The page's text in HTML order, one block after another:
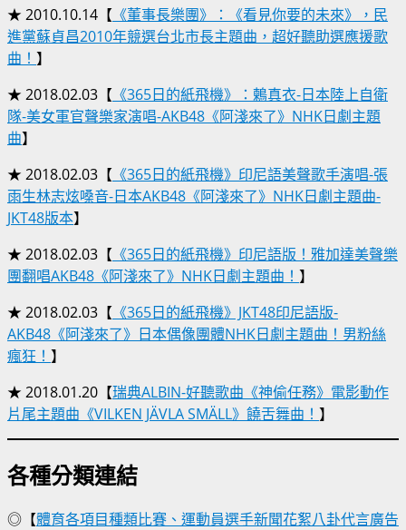
★ 2010.10.14【 《董事長樂團》：《看見你要的未來》，民
進黨蘇貞昌2010年競選台北市長主題曲，超好聽助選應援歌
曲！ 】
★ 2018.02.03【 《365日的紙飛機》：鶫真衣-日本陸上自衛
隊-美女軍官聲樂家演唱-AKB48《阿淺來了》NHK日劇主題
曲】
★ 2018.02.03【 《365日的紙飛機》印尼語美聲歌手演唱-張
雨生林志炫嗓音-日本AKB48《阿淺來了》NHK日劇主題曲-
JKT48版本】
★ 2018.02.03【 《365日的紙飛機》印尼語版！雅加達美聲樂
團翻唱AKB48《阿淺來了》NHK日劇主題曲！ 】
★ 2018.02.03【 《365日的紙飛機》JKT48印尼語版-
AKB48《阿淺來了》日本偶像團體NHK日劇主題曲！男粉絲
瘋狂！ 】
★ 2018.01.20【瑞典ALBIN-好聽歌曲《神偷任務》電影動作
片尾主題曲《VILKEN JÄVLA SMÄLL》饒舌舞曲！ 】
各種分類連結
◎【體育各項目種類比賽、運動員選手新聞花絮八卦代言廣告